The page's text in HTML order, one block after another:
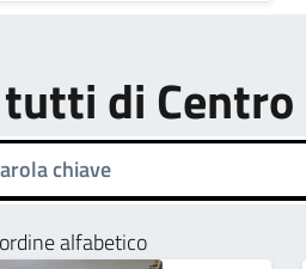
di
alfabetico